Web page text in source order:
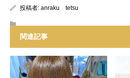
投稿者: anraku tetsu
関連記事